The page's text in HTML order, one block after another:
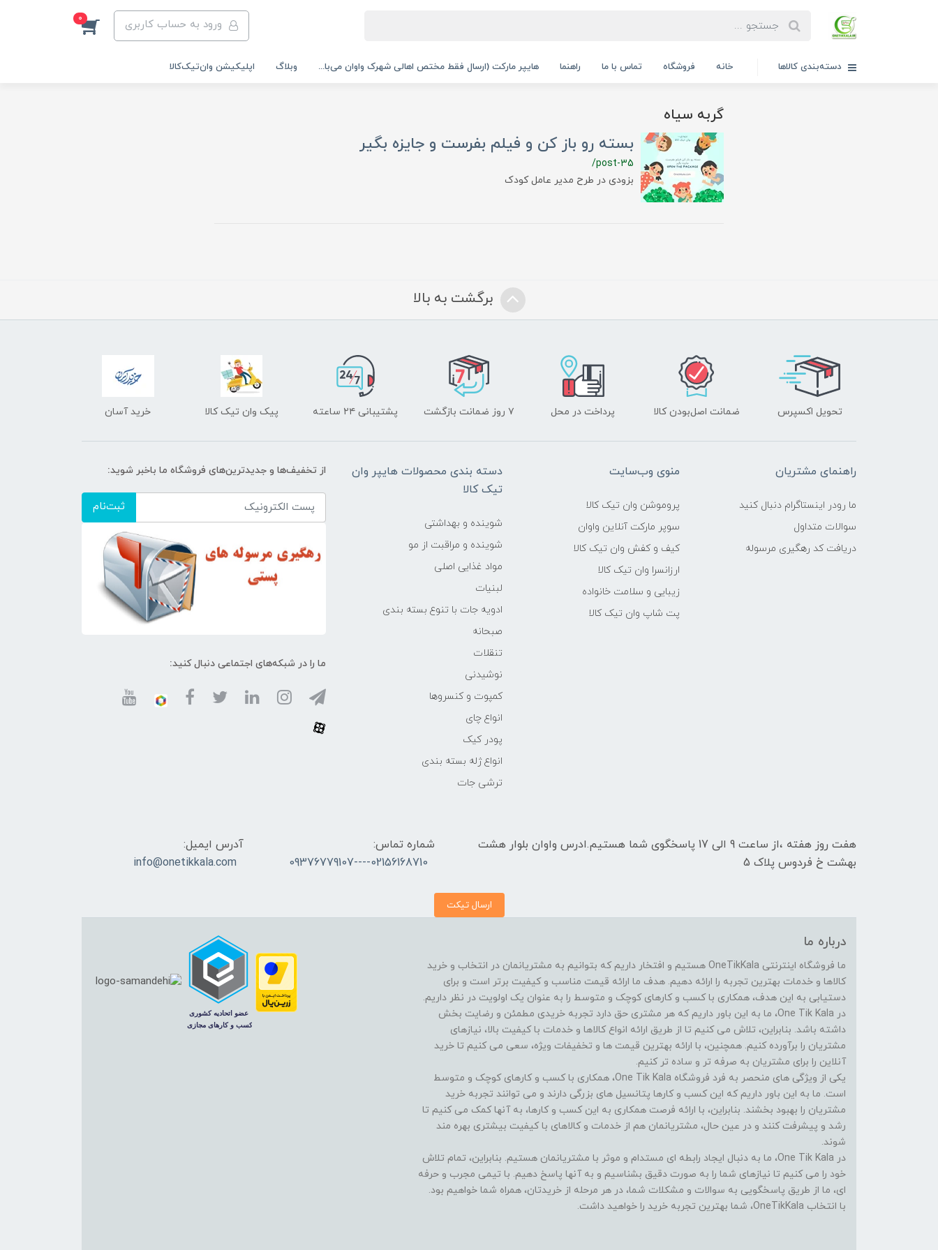
ورود به حساب کاربری 0
دسته‌بندی کالاها خانه فروشگاه تماس با ما راهنما هایپر مارکت (ارسال فقط مختص اهالی شهرک واوان می‌با... وبلاگ اپلیکیشن وان‌تیک‌کالا‌
گربه سیاه
بسته رو باز کن و فیلم بفرست و جایزه بگیر
/post-35
بزودی در طرح مدیر عامل کودک
برگشت به بالا
تحویل اکسپرس ضمانت اصل‌بودن کالا پرداخت در محل ۷ روز ضمانت بازگشت پشتیبانی ۲۴ ساعته پیک وان تیک کالا خرید آسان
راهنمای مشتریان
ما رودر اینستاگرام دنبال کنید
سوالات متداول
دریافت کد رهگیری مرسوله
منوی وب‌سایت
پروموشن وان تیک کالا
سوپر مارکت آنلاین واوان
کیف و کفش وان تیک کالا
ارزانسرا وان تیک کالا
زیبایی و سلامت خانواده
پت شاپ وان تیک کالا
دسته بندی محصولات هایپر وان
تیک کالا
شوینده و بهداشتی
شوینده و مراقبت از مو
مواد غذایی اصلی
لبنیات
ادویه جات با تنوع بسته بندی
صبحانه
تنقلات
نوشیدنی
کمپوت و کنسروها
انواع چای
پودر کیک
انواع ژله بسته بندی
ترشی جات
از تخفیف‌ها و جدیدترین‌های فروشگاه ما باخبر شوید:
ثبت‌نام
ما را در شبکه‌های اجتماعی دنبال کنید:
هفت روز هفته ،از ساعت 9 الی 17 پاسخگوی شما هستیم.ادرس واوان بلوار هشت
بهشت خ فردوس پلاک 5
شماره تماس:
02156168710----09376779107
آدرس ایمیل:
info@onetikkala.com
ارسال تیکت
درباره ما
ما فروشگاه اینترنتی OneTikKala هستیم و افتخار داریم که بتوانیم به مشتریانمان در انتخاب و خرید
کالاها و خدمات بهترین تجربه را ارائه دهیم. هدف ما ارائه قیمت مناسب و کیفیت برتر است و برای
دستیابی به این هدف، همکاری با کسب و کارهای کوچک و متوسط را به عنوان یک اولویت در نظر داریم.
در One Tik Kala، ما به این باور داریم که هر مشتری حق دارد تجربه خریدی مطمئن و رضایت بخش
داشته باشد. بنابراین، تلاش می کنیم تا از طریق ارائه انواع کالاها و خدمات با کیفیت بالا، نیازهای
مشتریان را برآورده کنیم. همچنین، با ارائه بهترین قیمت ها و تخفیفات ویژه، سعی می کنیم تا خرید
آنلاین را برای مشتریان به صرفه تر و ساده تر کنیم.
یکی از ویژگی های منحصر به فرد فروشگاه One Tik Kala، همکاری با کسب و کارهای کوچک و متوسط
است. ما به این باور داریم که این کسب و کارها پتانسیل های بزرگی دارند و می توانند تجربه خرید
مشتریان را بهبود بخشند. بنابراین، با ارائه فرصت همکاری به این کسب و کارها، به آنها کمک می کنیم تا
رشد و پیشرفت کنند و در عین حال، مشتریانمان هم از خدمات و کالاهای با کیفیت بیشتری بهره مند
شوند.
در One Tik Kala، ما به دنبال ایجاد رابطه ای مستدام و موثر با مشتریانمان هستیم. بنابراین، تمام تلاش
خود را می کنیم تا نیازهای شما را به صورت دقیق بشناسیم و به آنها پاسخ دهیم. با تیمی مجرب و حرفه
ای، ما از طریق پاسخگویی به سوالات و مشکلات شما، در هر مرحله از خریدتان، همراه شما خواهیم بود.
با انتخاب OneTikKala، شما بهترین تجربه خرید را خواهید داشت.